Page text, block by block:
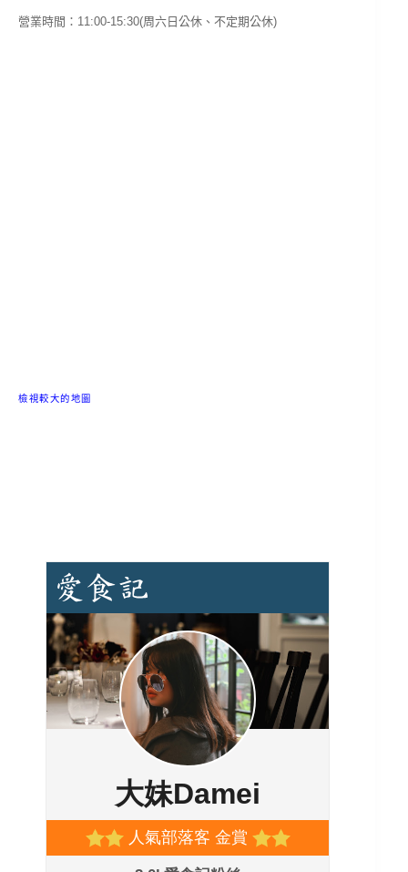
營業時間：11:00-15:30(周六日公休、不定期公休)
檢視較大的地圖